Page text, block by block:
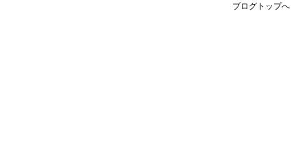
ブログトップへ